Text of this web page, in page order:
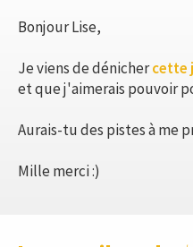
Bonjour Lise,
Je viens de dénichercette
et que j'aimerais pouvoir
Aurais-tu des pistes à me
Mille merci :)